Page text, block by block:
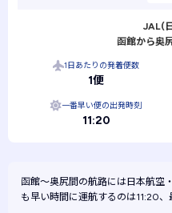
JAL(
函館から奥
1日あたりの発着便数
1便
一番早い便の出発時刻
11:20
函館～奥尻間の航路には 日本航空・
も早い時間に運航するのは11:20